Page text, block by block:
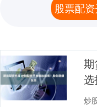
股票配
炒